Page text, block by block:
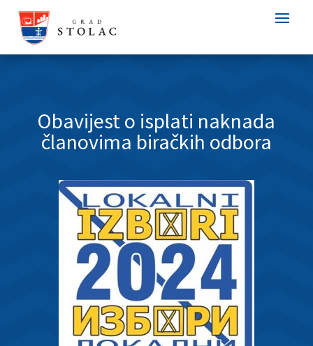
Obavijest o isplati naknada
članovima biračkih odbora